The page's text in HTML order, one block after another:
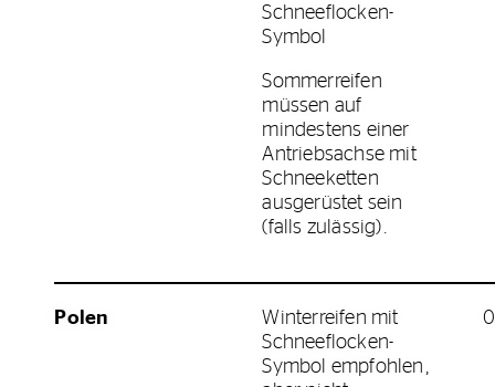
Schneeflocken-
Symbol
Sommerreifen
müssen auf
mindestens einer
Antriebsachse mit
Schneeketten
ausgerüstet sein
(falls zulässig).
Polen
Winterreifen mit
Schneeflocken-
Symbol empfohlen,